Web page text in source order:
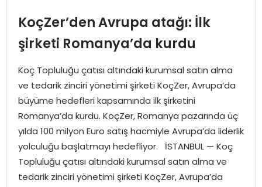
EKONOMI
İDEAL YAŞAM
İDEAL SPOR
YAŞAM
MAGAZIN
SAĞLIK
KoçZer’den Avrupa atağı: İlk
şirketi Romanya’da kurdu
Koç Topluluğu çatısı altındaki kurumsal satın alma
ve tedarik zinciri yönetimi şirketi KoçZer, Avrupa’da
büyüme hedefleri kapsamında ilk şirketini
Romanya’da kurdu. KoçZer, Romanya pazarında üç
yılda 100 milyon Euro satış hacmiyle Avrupa’da liderlik
yolculuğu başlatmayı hedefliyor. İSTANBUL — Koç
Topluluğu çatısı altındaki kurumsal satın alma ve
tedarik zinciri yönetimi şirketi KoçZer, Avrupa’da